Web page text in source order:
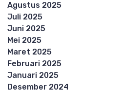
Agustus 2025
Juli 2025
Juni 2025
Mei 2025
Maret 2025
Februari 2025
Januari 2025
Desember 2024